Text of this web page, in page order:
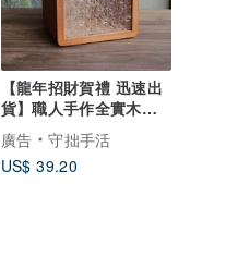
【龍年招財賀禮 迅速出
貨】職人手作全實木存
錢筒(大)/台灣特色/
廣告
守拙手活
US$ 39.20